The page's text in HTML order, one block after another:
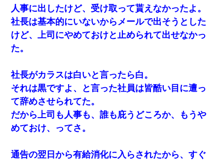
17年飼っていた犬が亡くなった。鼻水垂らし嗚咽する私に、猫が
近づいて頭突きをしてきて…
出張中の旦那から『フリンしやがって、このクズ』と電話が。私
「本当に家まで来たの？証拠は？」旦那「俺の言葉が信じられな
いのか！」→ 離婚後
彼女(美人女医)にネックレスをプレゼント。「こんな安物を渡すく
らいなら、渡さないほうがマシだからね」→ ６０万したと話した
ら・・・
３２歳俺「ずっと好きでした！！付き合って下さい！」 ２５歳
彼女「うん！！絶対幸せになろうね！！！！」 → ７年後ｗｗ
ｗｗｗ
22歳の頃、父に36歳の男性とお見合いをしてくれと頼まれた。父
人事に出したけど、受け取って貰えなかったよ。
社長は基本的にいないからメールで出そうとした
けど、上司にやめておけと止められて出せなかっ
た。
社長がカラスは白いと言ったら白。
それは黒ですよ、と言った社員は皆酷い目に遭っ
て辞めさせられてた。
だから上司も人事も、誰も庇うどころか、もうや
めておけ、ってさ。
通告の翌日から有給消化に入らされたから、すぐ